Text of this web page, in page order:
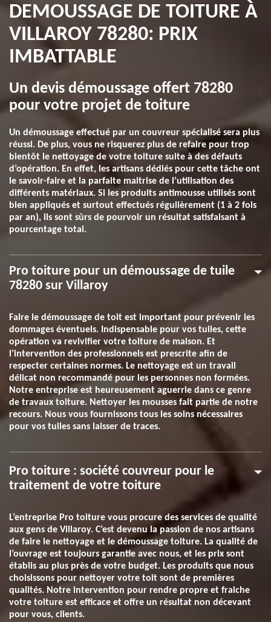
DEMOUSSAGE DE TOITURE À
VILLAROY 78280: PRIX
IMBATTABLE
Un devis démoussage offert 78280
pour votre projet de toiture
Un démoussage effectué par un couvreur spécialisé sera plus
réussi. De plus, vous ne risquerez plus de refaire pour trop
bientôt le nettoyage de votre toiture suite à des défauts
d’opération. En effet, les artisans dédiés pour cette tâche ont
le savoir-faire et la parfaite maitrise de l’utilisation des
différents matériaux. Si les produits antimousse utilisés sont
bien appliqués et surtout effectués régulièrement (1 à 2 fois
par an), ils sont sûrs de pourvoir un résultat satisfaisant à
pourcentage total.
Pro toiture pour un démoussage de tuile
78280 sur Villaroy
Faire le démoussage de toit est important pour prévenir les
dommages éventuels. Indispensable pour vos tuiles, cette
opération va revivifier votre toiture de maison. Et
l’intervention des professionnels est prescrite afin de
respecter certaines normes. Le nettoyage est un travail
délicat non recommandé pour les personnes non formées.
Notre entreprise est heureusement aguerrie dans ce genre
de travaux toiture. Nettoyer les mousses fait partie de notre
recours. Nous vous fournissons tous les soins nécessaires
pour vos tuiles sans laisser de traces.
Pro toiture : société couvreur pour le
traitement de votre toiture
L’entreprise Pro toiture vous procure des services de qualité
aux gens de Villaroy. C’est devenu la passion de nos artisans
de faire le nettoyage et le démoussage toiture. La qualité de
l’ouvrage est toujours garantie avec nous, et les prix sont
établis au plus près de votre budget. Les produits que nous
choisissons pour nettoyer votre toit sont de premières
qualités. Notre intervention pour rendre propre et fraiche
votre toiture est efficace et offre un résultat non décevant
pour vous, clients.